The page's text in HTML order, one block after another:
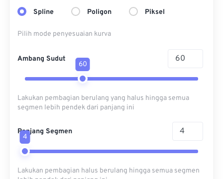
Spline Poligon Piksel
Pilih mode penyesuaian kurva
Ambang Sudut
60
Lakukan pembagian berulang yang halus hingga semua
segmen lebih pendek dari panjang ini
Panjang Segmen
4
Lakukan pembagian halus berulang hingga semua segmen